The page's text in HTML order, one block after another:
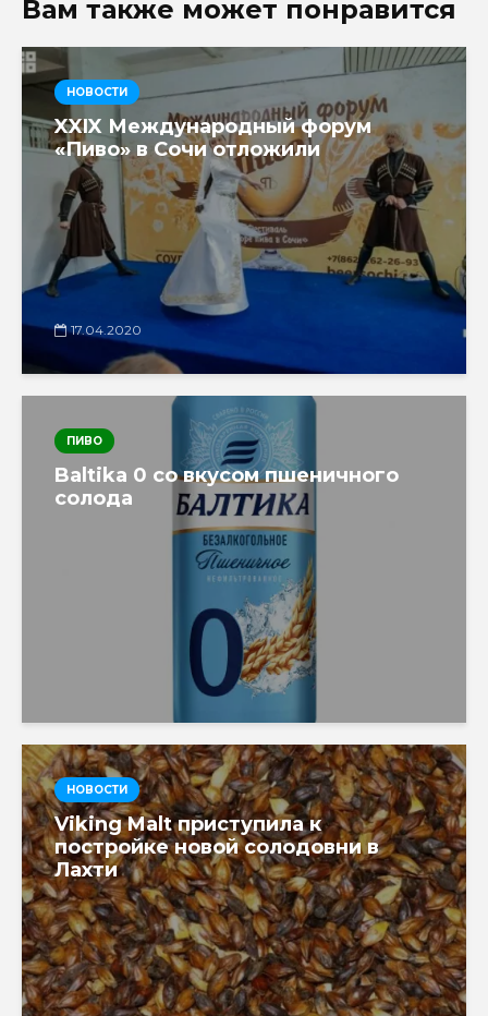
Вам также может понравится
НОВОСТИ
XXIX Международный форум
«Пиво» в Сочи отложили
17.04.2020
ПИВО
Baltika 0 со вкусом пшеничного
солода
НОВОСТИ
Viking Malt приступила к
постройке новой солодовни в
Лахти